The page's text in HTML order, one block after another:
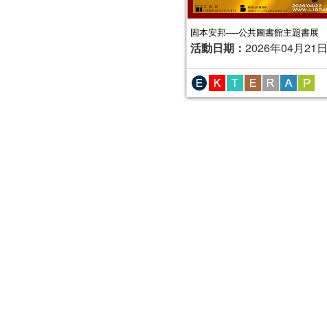
固本安邦──公共圖書館主題書展
活動日期： 2026年04月21日